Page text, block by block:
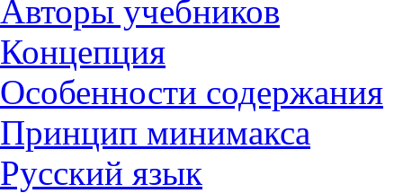
Авторы учебников
Концепция
Особенности содержания
Принцип минимакса
Русский язык